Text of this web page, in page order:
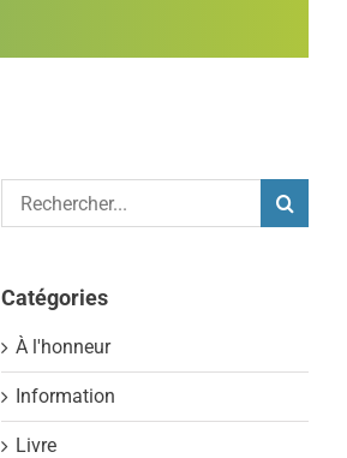
Catégories
À l'honneur
Information
Livre